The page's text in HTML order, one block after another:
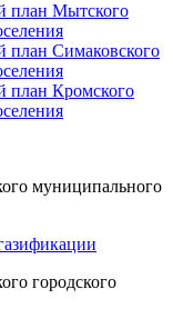
план Мытского
план Симаковского
план Кромского
муниципального
городского